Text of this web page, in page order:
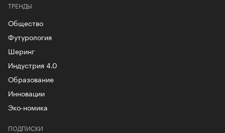
ТРЕНДЫ
Общество
Футурология
Шеринг
Индустрия 4.0
Образование
Инновации
Эко-номика
ПОДПИСКИ